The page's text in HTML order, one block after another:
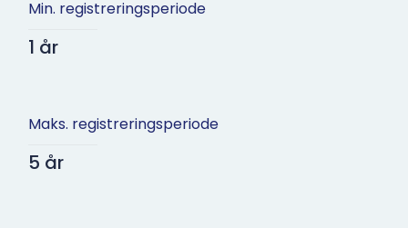
Min. registreringsperiode
1 år
Maks. registreringsperiode
5 år